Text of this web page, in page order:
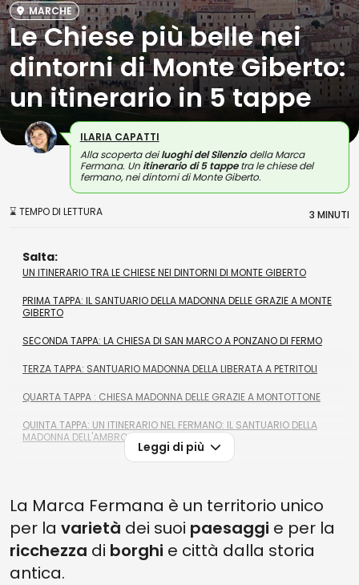
MARCHE
Le Chiese più belle nei
dintorni di Monte Giberto:
un itinerario in 5 tappe
ILARIA CAPATTI
Alla scoperta deiluoghi del Silenziodella Marca
Fermana. Un itinerario di 5 tappetra le chiese del
fermano, nei dintorni di Monte Giberto.
⌛ TEMPO DI LETTURA 3 MINUTI
Salta:
UN ITINERARIO TRA LE CHIESE NEI DINTORNI DI MONTE GIBERTO
PRIMA TAPPA: IL SANTUARIO DELLA MADONNA DELLE GRAZIE A MONTE
GIBERTO
SECONDA TAPPA: LA CHIESA DI SAN MARCO A PONZANO DI FERMO
TERZA TAPPA: SANTUARIO MADONNA DELLA LIBERATA A PETRITOLI
QUARTA TAPPA : CHIESA MADONNA DELLE GRAZIE A MONTOTTONE
QUINTA TAPPA: UN ITINERARIO NEL FERMANO: IL SANTUARIO DELLA
MADONNA DELL'AMBRO A MONTEFORTINO
Leggi di più
La Marca Fermana è un territorio unico
per la varietà dei suoi paesaggi e per la
ricchezza di borghi e città dalla storia
antica.